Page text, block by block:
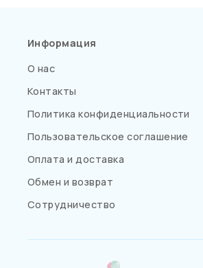
Информация
О нас
Контакты
Политика конфиденциальности
Пользовательское соглашение
Оплата и доставка
Обмен и возврат
Сотрудничество